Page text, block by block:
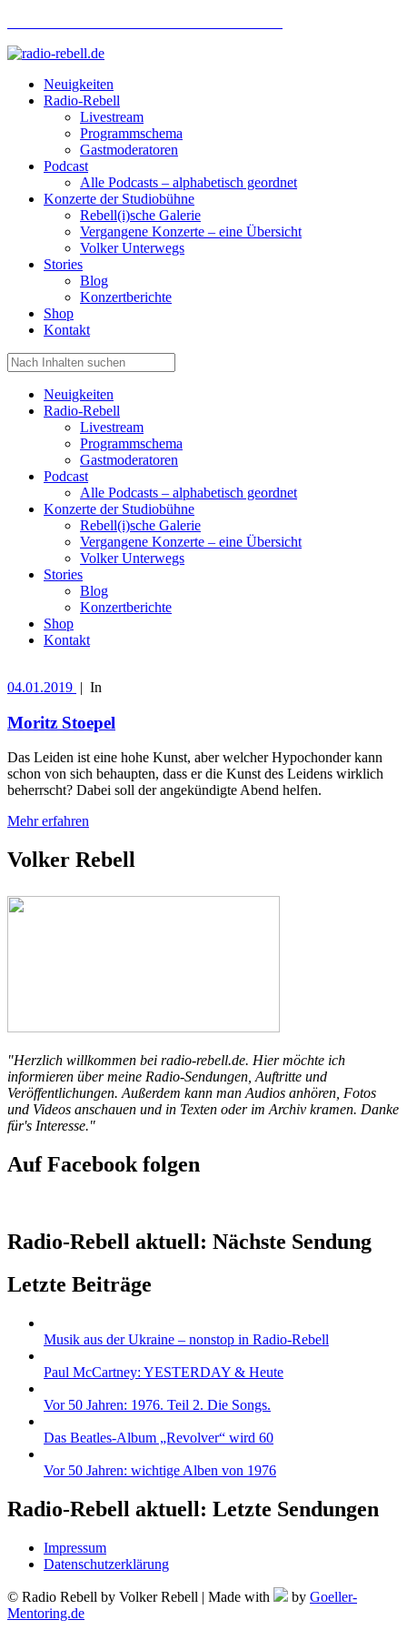
Neuigkeiten
Radio-Rebell
Livestream
Programmschema
Gastmoderatoren
Podcast
Alle Podcasts – alphabetisch geordnet
Konzerte der Studiobühne
Rebell(i)sche Galerie
Vergangene Konzerte – eine Übersicht
Volker Unterwegs
Stories
Blog
Konzertberichte
Shop
Kontakt
Neuigkeiten
Radio-Rebell
Livestream
Programmschema
Gastmoderatoren
Podcast
Alle Podcasts – alphabetisch geordnet
Konzerte der Studiobühne
Rebell(i)sche Galerie
Vergangene Konzerte – eine Übersicht
Volker Unterwegs
Stories
Blog
Konzertberichte
Shop
Kontakt
04.01.2019 | In
Moritz Stoepel
Das Leiden ist eine hohe Kunst, aber welcher Hypochonder kann
schon von sich behaupten, dass er die Kunst des Leidens wirklich
beherrscht? Dabei soll der angekündigte Abend helfen.
Mehr erfahren
Volker Rebell
"Herzlich willkommen bei radio-rebell.de. Hier möchte ich
informieren über meine Radio-Sendungen, Auftritte und
Veröffentlichungen. Außerdem kann man Audios anhören, Fotos
und Videos anschauen und in Texten oder im Archiv kramen. Danke
für's Interesse."
Auf Facebook folgen
Radio-Rebell aktuell: Nächste Sendung
Letzte Beiträge
Musik aus der Ukraine – nonstop in Radio-Rebell
Paul McCartney: YESTERDAY & Heute
Vor 50 Jahren: 1976. Teil 2. Die Songs.
Das Beatles-Album „Revolver“ wird 60
Vor 50 Jahren: wichtige Alben von 1976
Radio-Rebell aktuell: Letzte Sendungen
Impressum
Datenschutzerklärung
© Radio Rebell by Volker Rebell | Made with by Goeller-
Mentoring.de